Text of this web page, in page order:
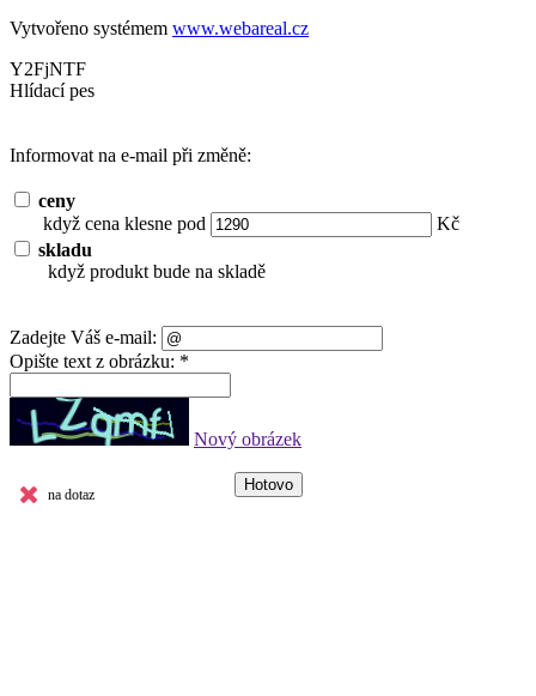
na dotaz
Vytvořeno systémem www.webareal.cz
Y2FjNTF
Hlídací pes
Informovat na e-mail při změně:
ceny
když cena klesne pod
Kč
skladu
když produkt bude na skladě
Zadejte Váš e-mail:
Opište text z obrázku: *
Nový obrázek